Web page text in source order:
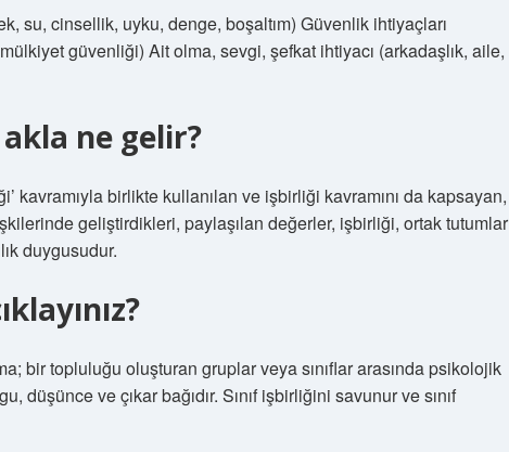
su, cinsellik, uyku, denge, boşaltım) Güvenlik ihtiyaçları
güvenliği) Ait olma, sevgi, şefkat ihtiyacı (arkadaşlık, aile,
ne gelir?
kavramıyla birlikte kullanılan ve işbirliği kavramını da kapsayan,
geliştirdikleri, paylaşılan değerler, işbirliği, ortak tutumlar
duygusudur.
bir topluluğu oluşturan gruplar veya sınıflar arasında psikolojik
düşünce ve çıkar bağıdır. Sınıf işbirliğini savunur ve sınıf